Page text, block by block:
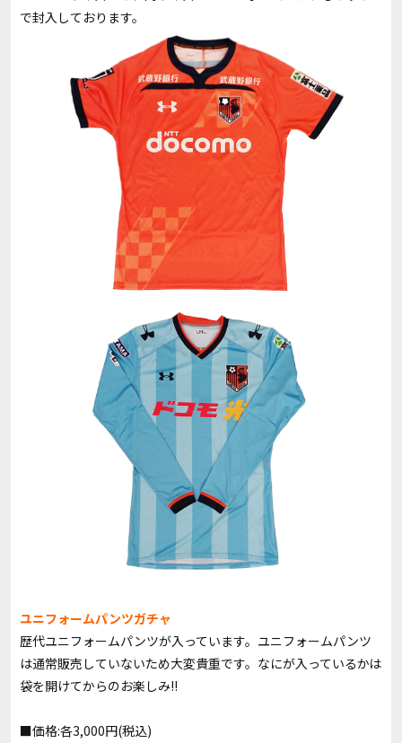
で封入しております。
ユニフォームパンツガチャ
歴代ユニフォームパンツが入っています。ユニフォームパンツ
は通常販売していないため大変貴重です。なにが入っているかは
袋を開けてからのお楽しみ!!
■価格:各3,000円(税込)